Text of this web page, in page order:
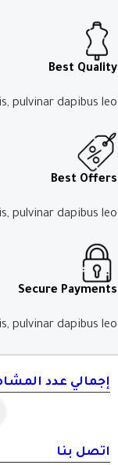
Best Quality
pulvinar dapibus leo.​
Best Offers
pulvinar dapibus leo.​
Secure Payments
pulvinar dapibus leo.​
إجمالي عدد
اتصل بنا